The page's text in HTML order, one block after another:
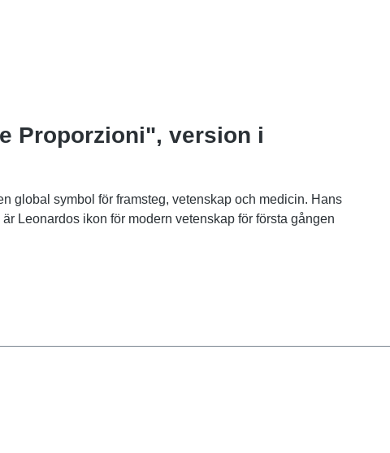
Proporzioni", version i
global symbol för framsteg, vetenskap och medicin. Hans
Leonardos ikon för modern vetenskap för första gången